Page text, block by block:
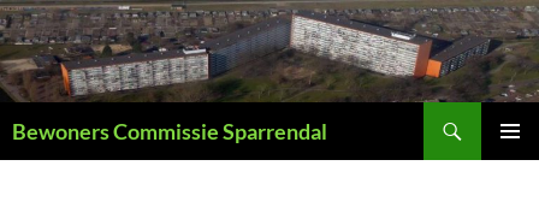
Ga
naar
de
inhoud
Bewoners Commissie Sparrendal